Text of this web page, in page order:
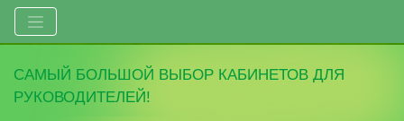
САМЫЙ БОЛЬШОЙ ВЫБОР КАБИНЕТОВ ДЛЯ
РУКОВОДИТЕЛЕЙ!